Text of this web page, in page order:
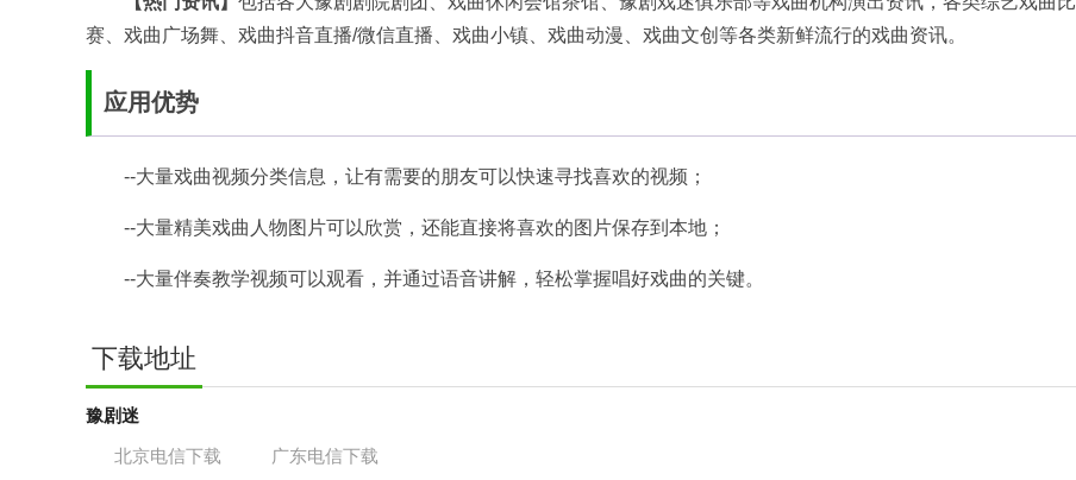
赛、戏曲广场舞、戏曲抖音直播/微信直播、戏曲小镇、戏曲动漫、戏曲文创等各类新鲜流行的戏曲资讯。
应用优势
--大量戏曲视频分类信息，让有需要的朋友可以快速寻找喜欢的视频；
--大量精美戏曲人物图片可以欣赏，还能直接将喜欢的图片保存到本地；
--大量伴奏教学视频可以观看，并通过语音讲解，轻松掌握唱好戏曲的关键。
下载地址
豫剧迷
北京电信下载
广东电信下载